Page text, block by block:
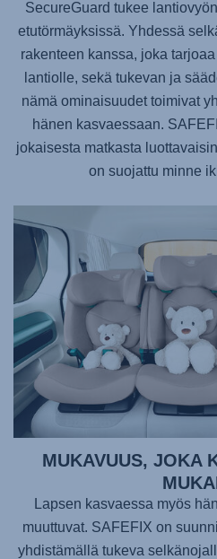
SecureGuard tukee
etutörmäyksissä. Yhdessä
rakenteen kanssa, joka
lantiolle, sekä tukevan ja
nämä ominaisuudet toimivat
hänen kasvaessaan.
jokaisesta matkasta
on suojattu minne
MUKAVUUS, JOKA
Lapsen kasvaessa myös
muuttuvat. SAFEFIX on
yhdistämällä tukeva